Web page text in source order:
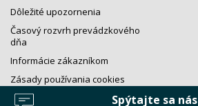
Spýtajte sa nás
Dôležité upozornenia
Časový rozvrh prevádzkového
dňa
Informácie zákazníkom
Zásady používania cookies